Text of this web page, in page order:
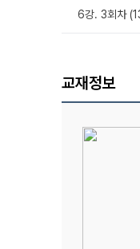
6강. 3회차
교재정보